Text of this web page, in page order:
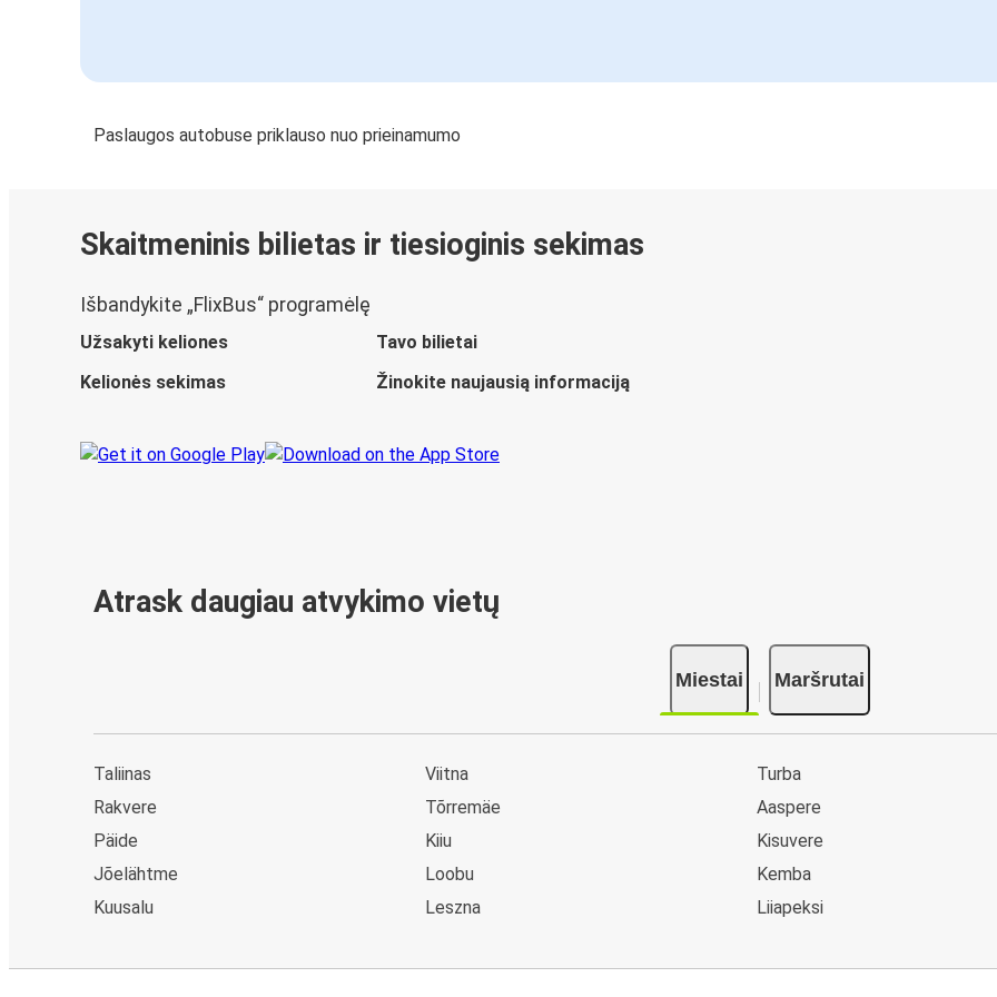
Paslaugos autobuse priklauso nuo prieinamumo
Skaitmeninis bilietas ir tiesioginis sekimas
Išbandykite „FlixBus“ programėlę
Užsakyti keliones
Tavo bilietai
Kelionės sekimas
Žinokite naujausią informaciją
Atrask daugiau atvykimo vietų
Miestai Maršrutai
Taliinas
Rakvere
Päide
Jõelähtme
Kuusalu
Viitna
Tõrremäe
Kiiu
Loobu
Leszna
Turba
Aaspere
Kisuvere
Kemba
Liiapeksi